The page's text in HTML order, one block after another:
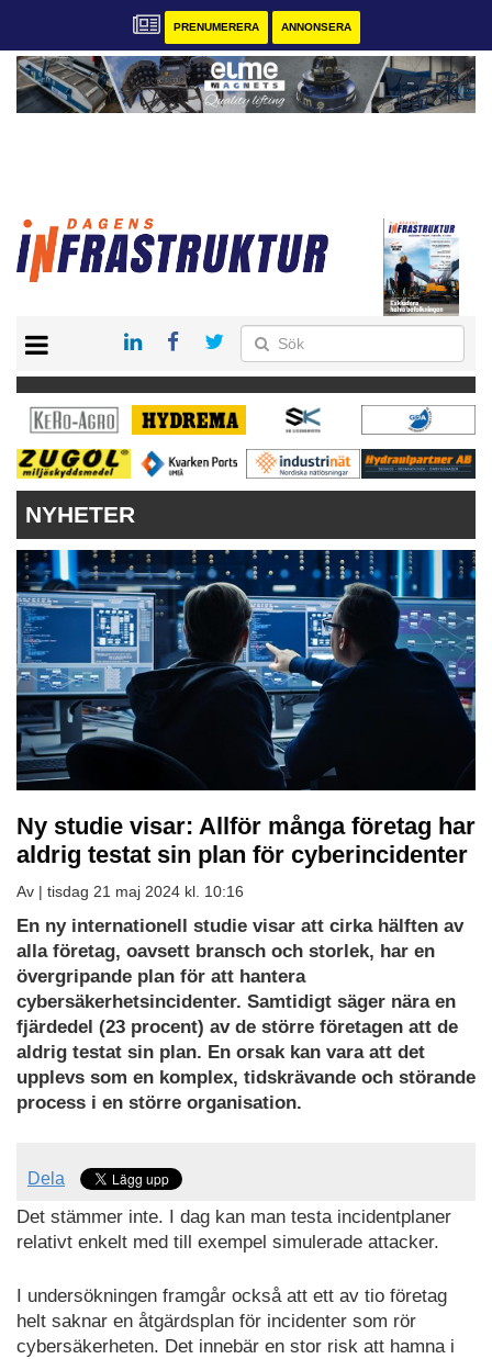
PRENUMERERA ANNONSERA
KONTAKT
VÅRA ANDRA MAGASIN
PRENUMERERA
ANNONSERA
NYHETER
Ny studie visar: Allför många företag har
aldrig testat sin plan för cyberincidenter
Av | tisdag 21 maj 2024 kl. 10:16
Ladda
ned
som
PDF
En ny internationell studie visar att cirka hälften av
alla företag, oavsett bransch och storlek, har en
övergripande plan för att hantera
cybersäkerhetsincidenter. Samtidigt säger nära en
fjärdedel (23 procent) av de större företagen att de
aldrig testat sin plan. En orsak kan vara att det
upplevs som en komplex, tidskrävande och störande
process i en större organisation.
Dela
Det stämmer inte. I dag kan man testa incidentplaner
relativt enkelt med till exempel simulerade attacker.
I undersökningen framgår också att ett av tio företag
helt saknar en åtgärdsplan för incidenter som rör
cybersäkerheten. Det innebär en stor risk att hamna i